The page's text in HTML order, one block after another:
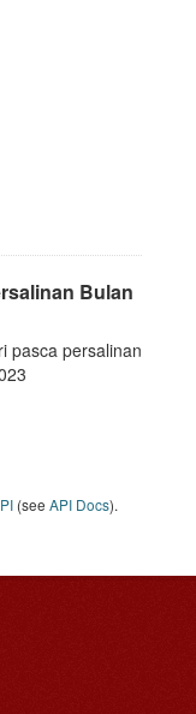
Bulan
pasca persalinan
(see API Docs).